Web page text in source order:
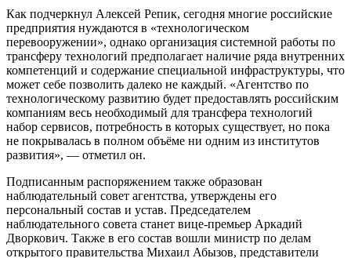
Как подчеркнул Алексей Репик, сегодня многие российские
предприятия нуждаются в «технологическом
перевооружении», однако организация системной работы по
трансферу технологий предполагает наличие ряда внутренних
компетенций и содержание специальной инфраструктуры, что
может себе позволить далеко не каждый. «Агентство по
технологическому развитию будет предоставлять российским
компаниям весь необходимый для трансфера технологий
набор сервисов, потребность в которых существует, но пока
не покрывалась в полном объёме ни одним из институтов
развития», — отметил он.
Подписанным распоряжением также образован
наблюдательный совет агентства, утверждены его
персональный состав и устав. Председателем
наблюдательного совета станет вице-премьер Аркадий
Дворкович. Также в его состав вошли министр по делам
открытого правительства Михаил Абызов, представители